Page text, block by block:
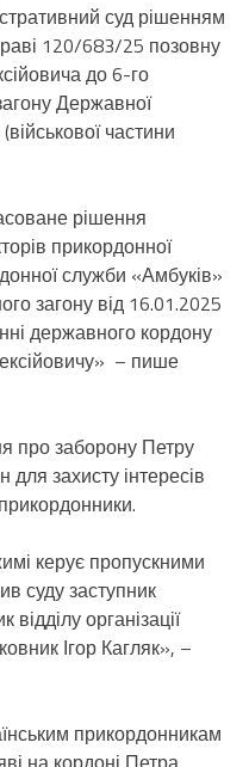
суд рішенням
120/683/25 позовну
до 6-го
Державної
частини
рішення
прикордонної
служби «Амбуків»
загону від 16.01.2025
державного кордону
– пише
про заборону Петру
захисту інтересів
керує пропускними
суду заступник
організації
Ігор Кагляк», –
прикордонникам